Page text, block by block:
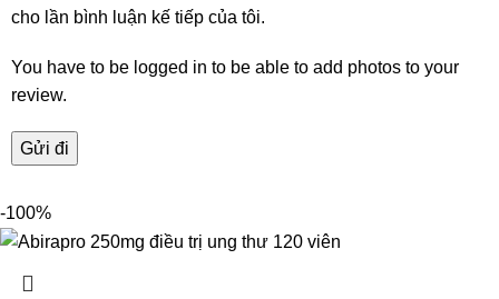
cho lần bình luận kế tiếp của tôi.
You have to be logged in to be able to add photos to your
review.
-100%